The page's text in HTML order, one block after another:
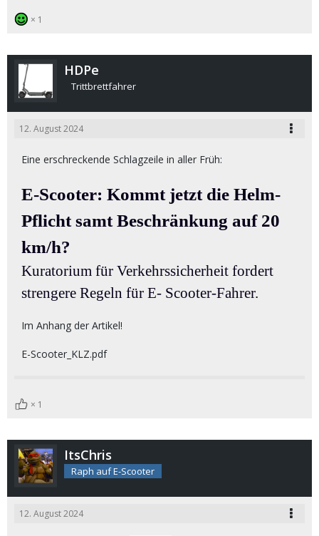
1
HDPe
Trittbrettfahrer
12. August 2024
Eine erschreckende Schlagzeile in aller Früh:
E-Scooter: Kommt jetzt die Helm-
Pflicht samt Beschränkung auf 20
km/h?
Kuratorium für Verkehrssicherheit fordert
strengere Regeln für E- Scooter-Fahrer.
Im Anhang der Artikel!
E-Scooter_KLZ.pdf
1
ItsChris
Raph auf E-Scooter
12. August 2024